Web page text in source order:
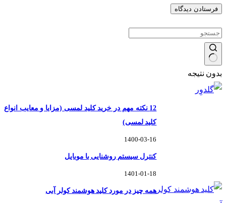
فرستادن دیدگاه
بدون نتیجه
12 نکته مهم در خرید کلید لمسی (مزایا و معایب انواع
کلید لمسی)
1400-03-16
کنترل سیستم روشنایی با موبایل
1401-01-18
همه چیز در مورد کلید هوشمند کولر آبی